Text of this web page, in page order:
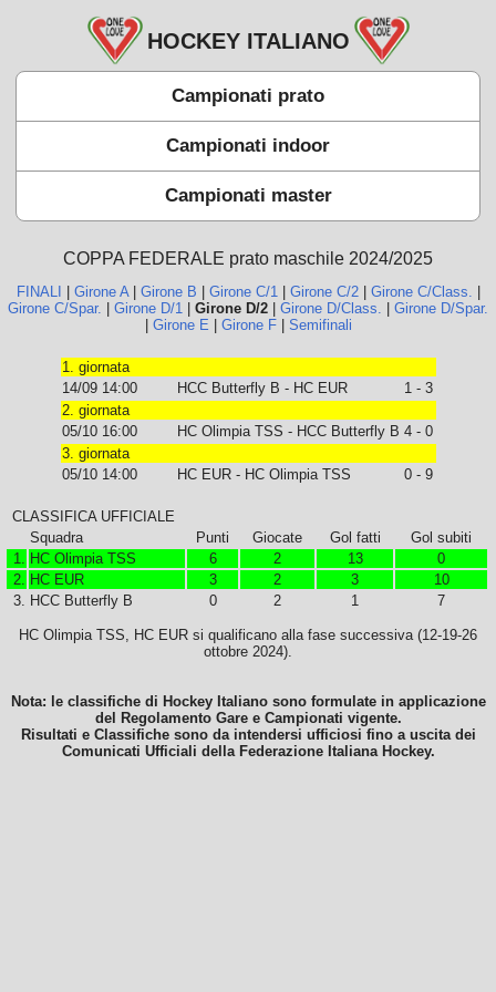
HOCKEY ITALIANO
Campionati prato
Campionati indoor
Campionati master
COPPA FEDERALE prato maschile 2024/2025
FINALI Girone A| Girone B Girone C/1| Girone C/2| Girone C/Class.
Girone C/Spar.
Girone D/1 Girone D/2 Girone D/Class.
Girone D/Spar.
Girone E Girone F| Semifinali
1. giornata
14/09 14:00
HCC Butterfly B - HC EUR
1 - 3
2. giornata
05/10 16:00
HC Olimpia TSS - HCC Butterfly B 4 - 0
3. giornata
05/10 14:00
HC EUR - HC Olimpia TSS 0 - 9
CLASSIFICA UFFICIALE
Squadra
Punti Giocate Gol fatti
Gol subiti
1.
HC Olimpia TSS 6 2 13
0
2. HC EUR 3 2 3
10
3. HCC Butterfly B 0 2 1 7
HC Olimpia TSS, HC EUR si qualificano alla fase successiva (12-19-26
ottobre 2024).
Nota: le classifiche di Hockey Italiano sono formulate in applicazione
del Regolamento Gare e Campionati vigente.
Risultati e Classifiche sono da intendersi ufficiosi fino a uscita dei
Comunicati Ufficiali della Federazione Italiana Hockey.